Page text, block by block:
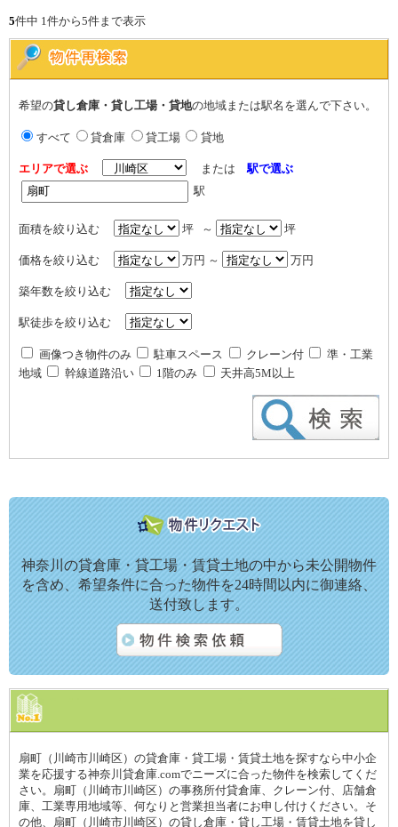
5件中 1件から5件まで表示
希望の貸し倉庫・貸し工場・貸地の地域または駅名を選んで下さい。
すべて 貸倉庫 貸工場 貸地
エリアで選ぶ または駅で選ぶ
駅
面積を絞り込む 坪 ～ 坪
価格を絞り込む 万円 ～ 万円
築年数を絞り込む
駅徒歩を絞り込む
画像つき物件のみ 駐車スペース クレーン付
準・工業
地域
幹線道路沿い 1階のみ 天井高5M以上
神奈川の貸倉庫・貸工場・賃貸土地の中から未公開物件
を含め、希望条件に合った物件を24時間以内に御連絡、
送付致します。
扇町（川崎市川崎区）の貸倉庫・貸工場・賃貸土地を探すなら中小企
業を応援する神奈川貸倉庫.comでニーズに合った物件を検索してくだ
さい。扇町（川崎市川崎区）の事務所付貸倉庫、クレーン付、店舗倉
庫、工業専用地域等、何なりと営業担当者にお申し付けください。そ
の他、扇町（川崎市川崎区）の貸し倉庫・貸し工場・賃貸土地を貸し